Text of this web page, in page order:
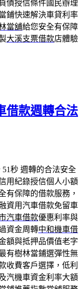
債授信條件國民辦理
鋪快速解決車貸利率
當舖給您安全有保障
大溪支票借款店體驗
借款週轉合法
51秒 週轉的合法安全
用紀錄授信個人小額
有保障的借款服務，
資用汽車借款免留車
汽車借款優惠利率與
資金周轉中和機車借
額與抵押品價值老字
有樹林當鋪選彈性無
收費客戶選擇，低利
汽機車資金利率大額